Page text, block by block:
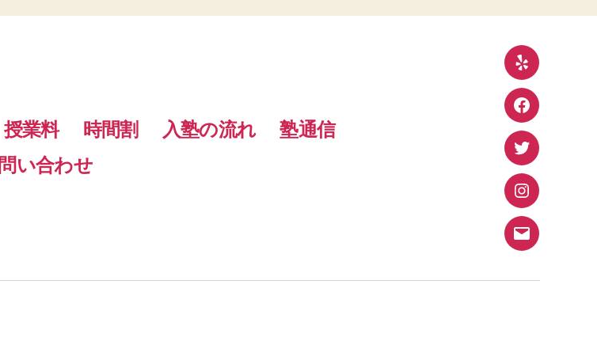
授業料 時間割 入塾の流れ
塾通信
い合わせ
Yelp
Facebook
Twitter
Instagram
メ
ル